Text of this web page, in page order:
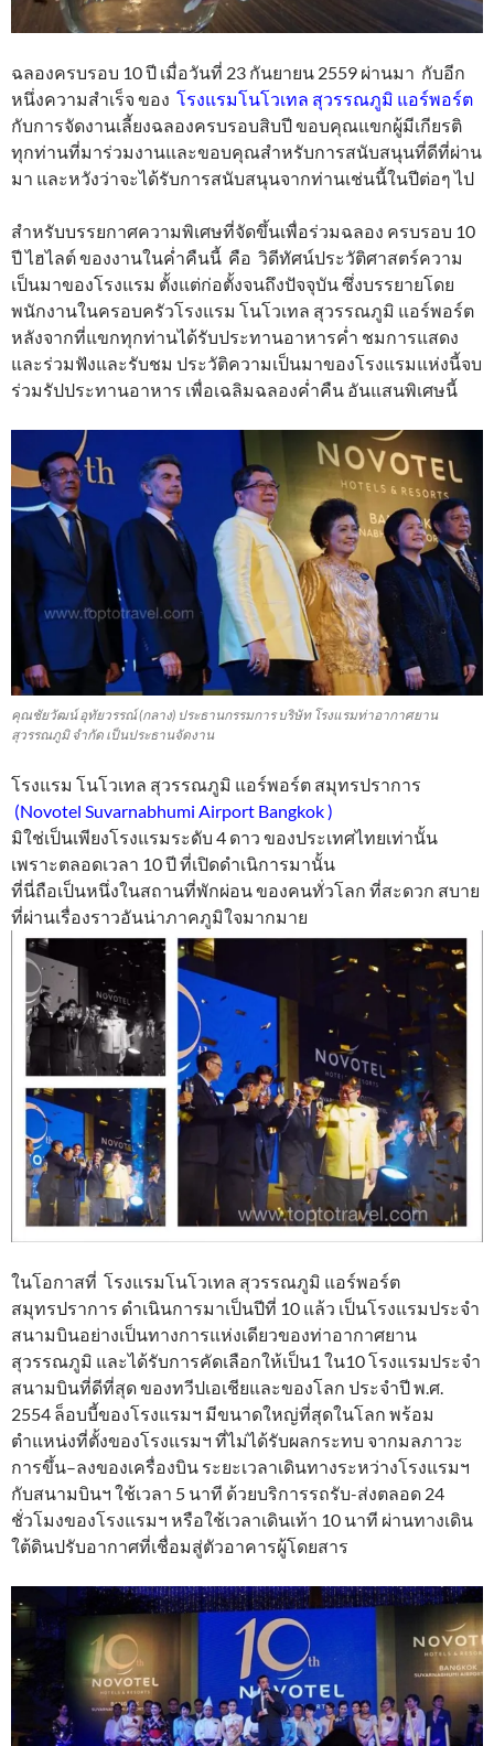
ฉลองครบรอบ 10 ปี เมื่อวันที่ 23 กันยายน 2559 ผ่านมา กับอีก
หนึ่งความสำเร็จ ของ โรงแรมโนโวเทล สุวรรณภูมิ แอร์พอร์ต
กับการจัดงานเลี้ยงฉลองครบรอบสิบปี ขอบคุณแขกผู้มีเกียรติ
ทุกท่านที่มาร่วมงานและขอบคุณสำหรับการสนับสนุนที่ดีที่ผ่าน
มา และหวังว่าจะได้รับการสนับสนุนจากท่านเช่นนี้ในปีต่อๆ ไป
สำหรับบรรยกาศความพิเศษที่จัดขึ้นเพื่อร่วมฉลอง ครบรอบ 10
ปี ไฮไลต์ ของงานในค่ำคืนนี้ คือ วิดีทัศน์ประวัติศาสตร์ความ
เป็นมาของโรงแรม ตั้งแต่ก่อตั้งจนถึงปัจจุบัน ซึ่งบรรยายโดย
พนักงานในครอบครัวโรงแรม โนโวเทล สุวรรณภูมิ แอร์พอร์ต
หลังจากที่แขกทุกท่านได้รับประทานอาหารค่ำ ชมการแสดง
และร่วมฟังและรับชม ประวัติความเป็นมาของโรงแรมแห่งนี้จบ
ร่วมรัปประทานอาหาร เพื่อเฉลิมฉลองค่ำคืน อันแสนพิเศษนี้
คุณชัยวัฒน์ อุทัยวรรณ์ (กลาง) ประธานกรรมการ บริษัท โรงแรมท่าอากาศยาน
สุวรรณภูมิ จำกัด เป็นประธานจัดงาน
โรงแรม โนโวเทล สุวรรณภูมิ แอร์พอร์ต สมุทรปราการ
(Novotel Suvarnabhumi Airport Bangkok )
มิใช่เป็นเพียงโรงแรมระดับ 4 ดาว ของประเทศไทยเท่านั้น
เพราะตลอดเวลา 10 ปี ที่เปิดดำเนิการมานั้น
ที่นี่ถือเป็นหนึ่งในสถานที่พักผ่อน ของคนทั่วโลก ที่สะดวก สบาย
ที่ผ่านเรื่องราวอันน่าภาคภูมิใจมากมาย
ในโอกาสที่ โรงแรมโนโวเทล สุวรรณภูมิ แอร์พอร์ต
สมุทรปราการ ดำเนินการมาเป็นปีที่ 10 แล้ว เป็นโรงแรมประจำ
สนามบินอย่างเป็นทางการแห่งเดียวของท่าอากาศยาน
สุวรรณภูมิ และได้รับการคัดเลือกให้เป็น1 ใน10 โรงแรมประจำ
สนามบินที่ดีที่สุด ของทวีปเอเชียและของโลก ประจำปี พ.ศ.
2554 ล็อบบี้ของโรงแรมฯ มีขนาดใหญ่ที่สุดในโลก พร้อม
ตำแหน่งที่ตั้งของโรงแรมฯ ที่ไม่ได้รับผลกระทบ จากมลภาวะ
การขึ้น–ลงของเครื่องบิน ระยะเวลาเดินทางระหว่างโรงแรมฯ
กับสนามบินฯ ใช้เวลา 5 นาที ด้วยบริการรถรับ-ส่งตลอด 24
ชั่วโมงของโรงแรมฯ หรือใช้เวลาเดินเท้า 10 นาที ผ่านทางเดิน
ใต้ดินปรับอากาศที่เชื่อมสู่ตัวอาคารผู้โดยสาร